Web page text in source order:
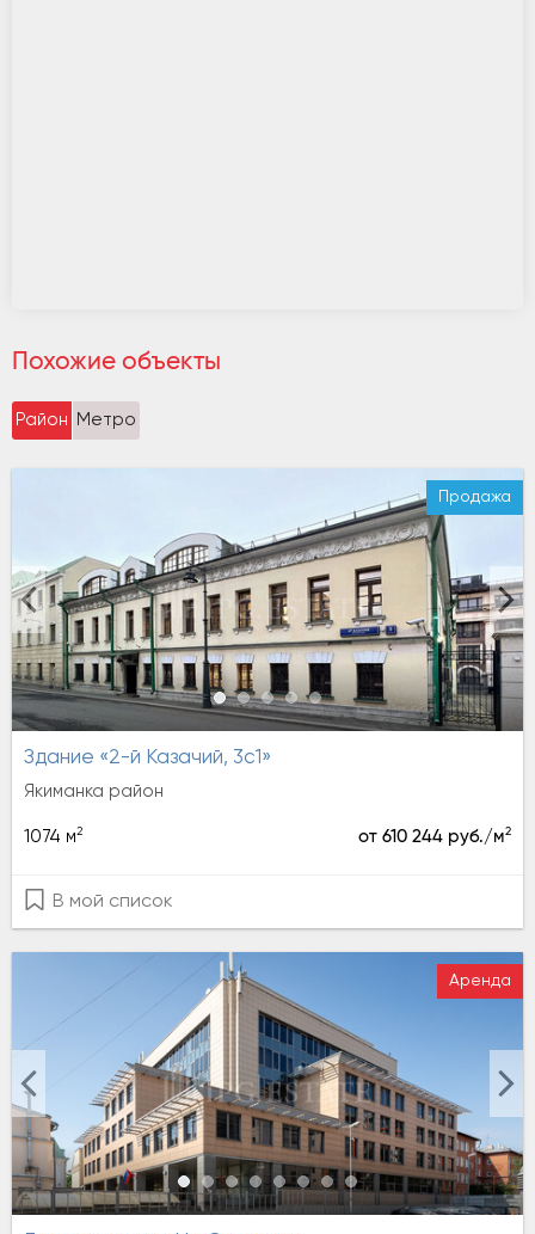
Похожие объекты
Район Метро
Продажа
Здание «2-й Казачий, 3с1»
Якиманка район
1074 м2 от 610 244 руб./м2
В мой список
Аренда